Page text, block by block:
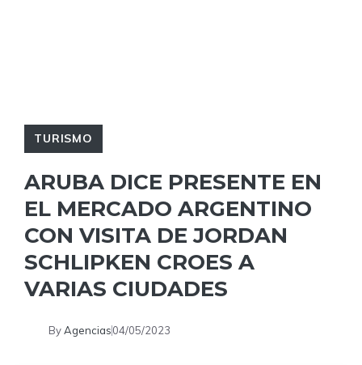
TURISMO
ARUBA DICE PRESENTE EN
EL MERCADO ARGENTINO
CON VISITA DE JORDAN
SCHLIPKEN CROES A
VARIAS CIUDADES
ByAgencias04/05/2023